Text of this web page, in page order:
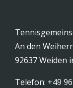
An den
92637 Weiden
Telefon: +49